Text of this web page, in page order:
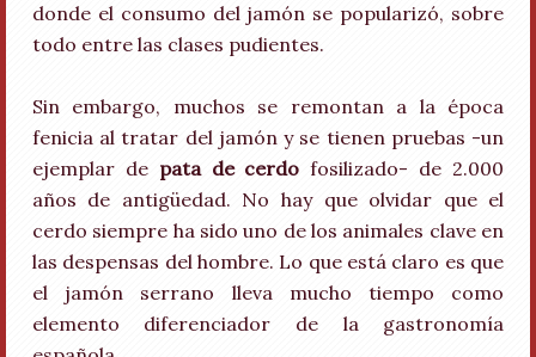
donde el consumo del jamón se popularizó, sobre
todo entre las clases pudientes.
Sin embargo, muchos se remontan a la época
fenicia al tratar del jamón y se tienen pruebas -un
ejemplar de pata de cerdo fosilizado- de 2.000
años de antigüedad. No hay que olvidar que el
cerdo siempre ha sido uno de los animales clave en
las despensas del hombre. Lo que está claro es que
el jamón serrano lleva mucho tiempo como
elemento diferenciador de la gastronomía